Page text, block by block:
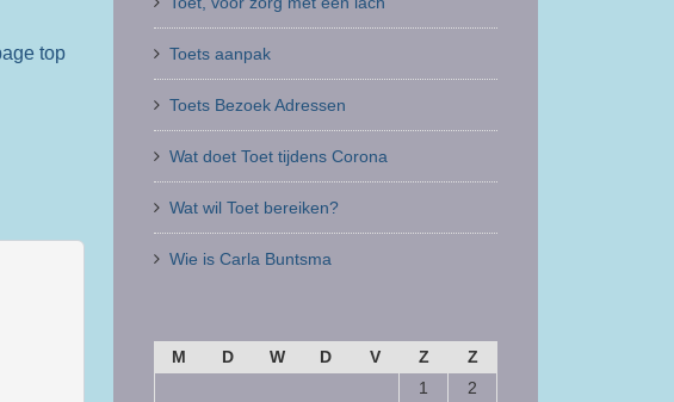
top Toets aanpak
Toets Bezoek Adressen
Wat doet Toet tijdens Corona
Wat wil Toet bereiken?
Wie is Carla Buntsma
M D W D V Z
Z
1
2